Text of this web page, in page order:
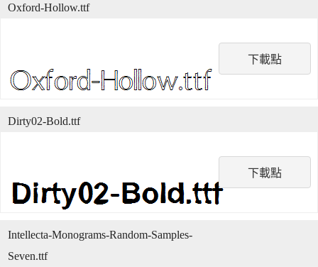
下載點
Oxford-Hollow.ttf
下載點
Dirty02-Bold.ttf
Intellecta-Monograms-Random-Samples-
Seven.ttf